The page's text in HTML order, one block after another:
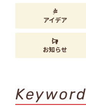
アイデア
お知らせ
Keyword